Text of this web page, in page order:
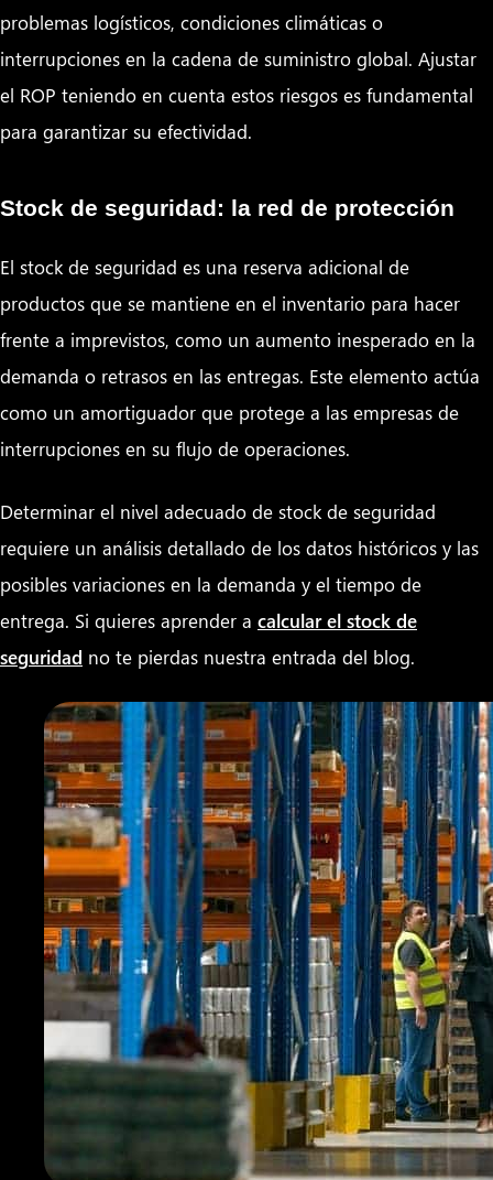
problemas logísticos, condiciones climáticas o
interrupciones en la cadena de suministro global. Ajustar
el ROP teniendo en cuenta estos riesgos es fundamental
para garantizar su efectividad.
Stock de seguridad: la red de protección
El stock de seguridad es una reserva adicional de
productos que se mantiene en el inventario para hacer
frente a imprevistos, como un aumento inesperado en la
demanda o retrasos en las entregas. Este elemento actúa
como un amortiguador que protege a las empresas de
interrupciones en su flujo de operaciones.
Determinar el nivel adecuado de stock de seguridad
requiere un análisis detallado de los datos históricos y las
posibles variaciones en la demanda y el tiempo de
entrega. Si quieres aprender a calcular el stock de
seguridad no te pierdas nuestra entrada del blog.